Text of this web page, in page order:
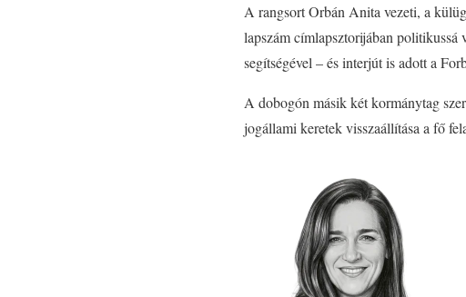
A rangsort Orbán Anita vezeti, a
lapszám címlapsztorijában
segítségével – és interjút is adott a
A dobogón másik két kormánytag
jogállami keretek visszaállítása a fő